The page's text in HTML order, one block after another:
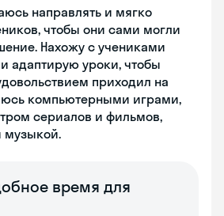
направлять и мягко
чтобы они сами могли
Нахожу с учениками
адаптирую уроки, чтобы
приходил на
компьютерными играми,
сериалов и фильмов,
музыкой.
время для